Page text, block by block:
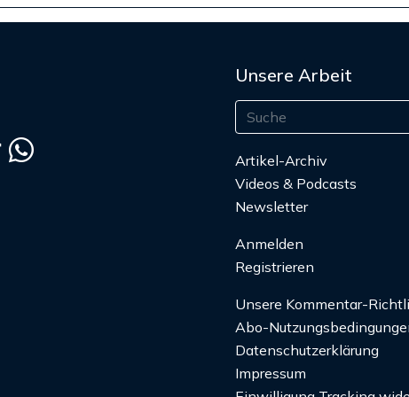
Unsere Arbeit
Artikel-Archiv
Videos & Podcasts
Newsletter
Anmelden
Registrieren
Unsere Kommentar-
Abo-
Datenschutzerklärung
Impressum